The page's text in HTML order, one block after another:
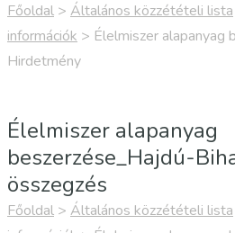
Főoldal > Általános közzétételi lista
információk > Élelmiszer alapanyag
Hirdetmény
Élelmiszer alapanyag
beszerzése_Hajdú-
összegzés
Főoldal > Általános közzétételi lista